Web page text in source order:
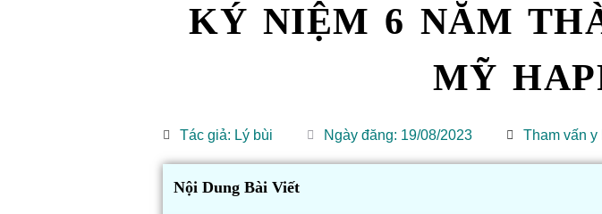
KÝ NIỆM 6 NĂM
MỸ
Tác giả: Lý bùi Ngày đăng: 19/08/2023 Tham vấn
Nội Dung Bài Viết